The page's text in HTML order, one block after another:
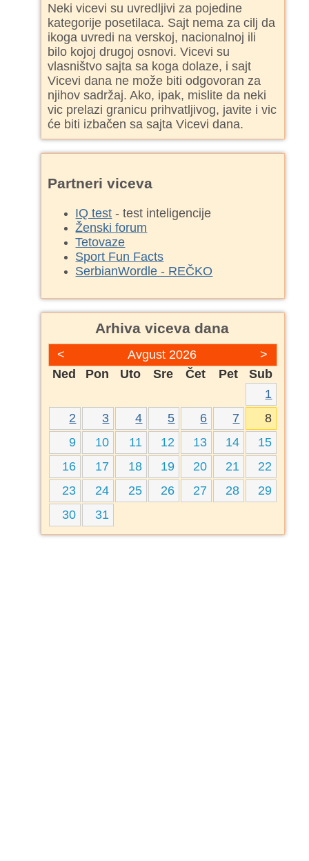
Neki vicevi su uvredljivi za pojedine
kategorije posetilaca. Sajt nema za cilj da
ikoga uvredi na verskoj, nacionalnoj ili
bilo kojoj drugoj osnovi. Vicevi su
vlasništvo sajta sa koga dolaze, i sajt
Vicevi dana ne može biti odgovoran za
njihov sadržaj. Ako, ipak, mislite da neki
vic prelazi granicu prihvatljivog, javite i vic
će biti izbačen sa sajta Vicevi dana.
Partneri viceva
IQ test - test inteligencije
Ženski forum
Tetovaze
Sport Fun Facts
SerbianWordle - REČKO
Arhiva viceva dana
< >
Avgust 2026
Ned
Pon Uto Sre Čet Pet
Sub
1
2
3 4 5 6 7
8
9
10 11 12 13 14
15
16
17 18 19 20 21
22
23
24 25 26 27 28
29
30
31